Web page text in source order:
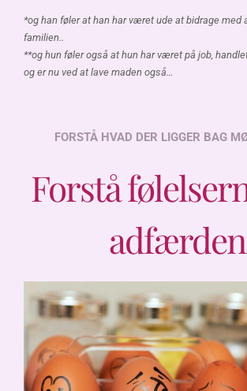
*og han føler at han har været ude at bidrage med
familien..
**og hun føler også at hun har været på job,
og er nu ved at lave maden også…
FORSTÅ HVAD DER LIGGER BAG
Forstå
adfærden